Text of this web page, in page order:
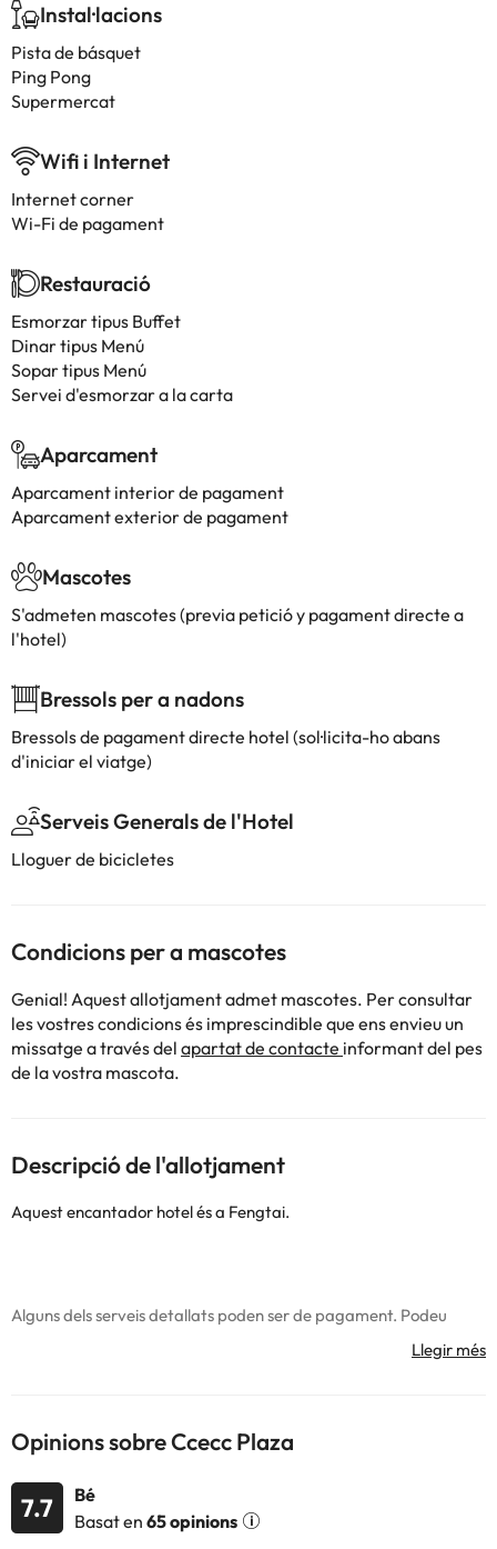
Instal·lacions
Pista de básquet
Ping Pong
Supermercat
Wifi i Internet
Internet corner
Wi-Fi de pagament
Restauració
Esmorzar tipus Buffet
Dinar tipus Menú
Sopar tipus Menú
Servei d'esmorzar a la carta
Aparcament
Aparcament interior de pagament
Aparcament exterior de pagament
Mascotes
S'admeten mascotes (previa petició y pagament directe a
l'hotel)
Bressols per a nadons
Bressols de pagament directe hotel (sol·licita-ho abans
d'iniciar el viatge)
Serveis Generals de l'Hotel
Lloguer de bicicletes
Condicions per a mascotes
Genial! Aquest allotjament admet mascotes. Per consultar
les vostres condicions és imprescindible que ens envieu un
missatge a través del apartat de contacte informant del pes
de la vostra mascota.
Descripció de l'allotjament
Aquest encantador hotel és a Fengtai.
Alguns dels serveis detallats poden ser de pagament. Podeu
consultar les vostres tarifes directament a l'establiment. Tota la
informació d'aquesta fitxa està subjecta a canvis per part de
Opinions sobre Ccecc Plaza
7.7
Bé
Basat en 65 opinions